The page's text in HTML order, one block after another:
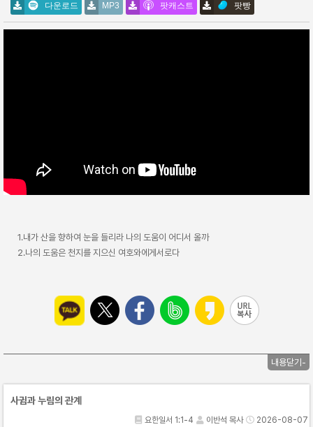
다운로드 MP3 팟캐스트 팟빵
1.내가 산을 향하여 눈을 들리라 나의 도움이 어디서 올까
2.나의 도움은 천지를 지으신 여호와에게서로다
내용닫기-
사귐과 누림의 관계
요한일서 1:1-4 이반석 목사 2026-08-07